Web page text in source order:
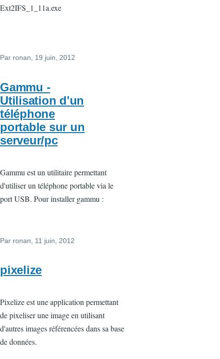
Ext2IFS_1_11a.exe
Par ronan , 19 juin, 2012
Gammu -
Utilisation d'un
téléphone
portable sur un
serveur/pc
Gammu est un utilitaire permettant
d'utiliser un téléphone portable via le
port USB. Pour installer gammu :
Par ronan , 11 juin, 2012
pixelize
Pixelize est une application permettant
de pixeliser une image en utilisant
d'autres images référencées dans sa base
de données.